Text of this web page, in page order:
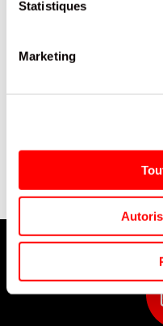
Statistiques
Marketing
TARTE 3 CHOCOLATS